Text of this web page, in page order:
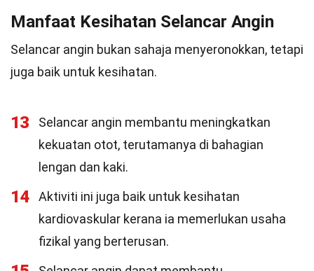
Manfaat Kesihatan Selancar Angin
Selancar angin bukan sahaja menyeronokkan, tetapi
juga baik untuk kesihatan.
13
Selancar angin membantu meningkatkan
kekuatan otot, terutamanya di bahagian
lengan dan kaki.
14
Aktiviti ini juga baik untuk kesihatan
kardiovaskular kerana ia memerlukan usaha
fizikal yang berterusan.